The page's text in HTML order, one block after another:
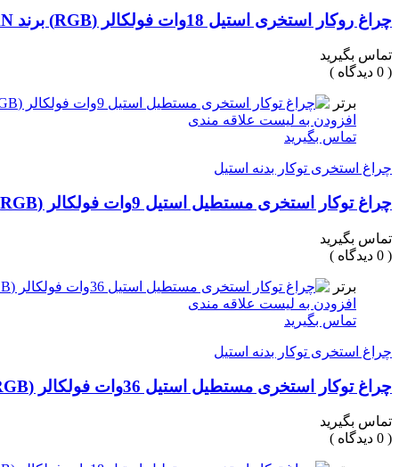
چراغ روکار استخری استیل 18وات فولکالر (RGB) برند LEDMAN
تماس بگیرید
( 0 دیدگاه )
برتر
افزودن به لیست علاقه مندی
تماس بگیرید
چراغ استخری توکار بدنه استیل
چراغ توکار استخری مستطیل استیل 9وات فولکالر (RGB) برند LEDMAN
تماس بگیرید
( 0 دیدگاه )
برتر
افزودن به لیست علاقه مندی
تماس بگیرید
چراغ استخری توکار بدنه استیل
چراغ توکار استخری مستطیل استیل 36وات فولکالر (RGB) برند LEDMAN
تماس بگیرید
( 0 دیدگاه )